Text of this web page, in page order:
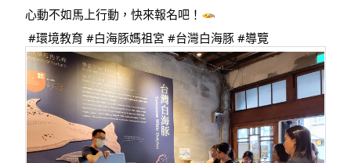
心動不如馬上行動，快來報名吧！
#環境教育 #白海豚媽祖宮 #台灣白海豚 #導覽